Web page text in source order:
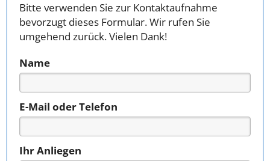
Bitte verwenden Sie zur Kontaktaufnahme
bevorzugt dieses Formular. Wir rufen Sie
umgehend zurück. Vielen Dank!
Name
E-Mail oder Telefon
Ihr Anliegen